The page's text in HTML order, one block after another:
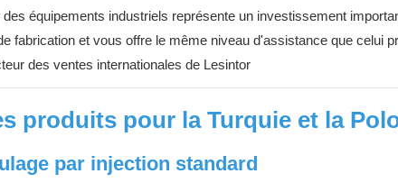
équipements industriels représente un investissement
fabrication et vous offre le même niveau d'assistance que celui
des ventes internationales de Lesintor
produits pour la Turquie et la
par injection standard